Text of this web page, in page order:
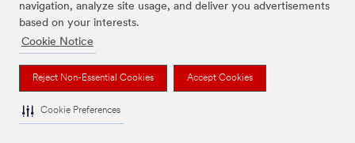
navigation, analyze site usage, and deliver you advertisements
based on your interests.
Cookie Notice
Reject Non-Essential Cookies Accept Cookies
Cookie Preferences